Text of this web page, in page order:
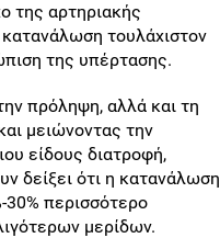
της αρτηριακής
κατανάλωση τουλάχιστον
της υπέρτασης.
πρόληψη, αλλά και τη
μειώνοντας την
είδους διατροφή,
δείξει ότι η κατανάλωση
30% περισσότερο
μερίδων.